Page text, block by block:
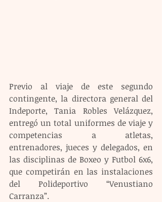
Previo al viaje de este segundo
contingente, la directora general del
Indeporte, Tania Robles Velázquez,
entregó un total uniformes de viaje y
competencias a atletas,
entrenadores, jueces y delegados, en
las disciplinas de Boxeo y Futbol 6x6,
que competirán en las instalaciones
del Polideportivo “Venustiano
Carranza”.